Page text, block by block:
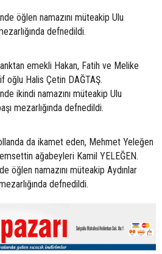
öğlen namazını müteakip Ulu
defnedildi.
emekli Hakan, Fatih ve Melike
oğlu Halis Çetin DAĞTAŞ.
ikindi namazını müteakip Ulu
mezarlığında defnedildi.
da ikamet eden, Mehmet Yeleğen
ağabeyleri Kamil YELEĞEN.
öğlen namazını müteakip Aydınlar
defnedildi.